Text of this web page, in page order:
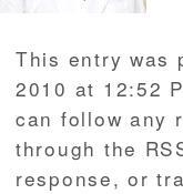
This entry was
2010 at 12:52
can follow any
through the
response, or